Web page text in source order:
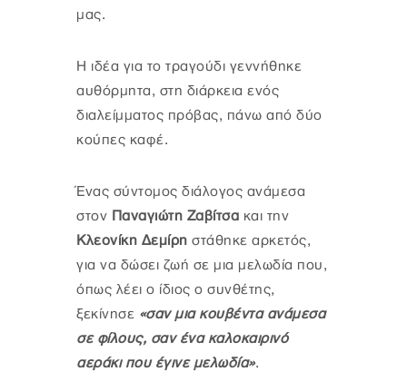
μας.
Η ιδέα για το τραγούδι γεννήθηκε
αυθόρμητα, στη διάρκεια ενός
διαλείμματος πρόβας, πάνω από δύο
κούπες καφέ.
Ένας σύντομος διάλογος ανάμεσα
στον Παναγιώτη Ζαβίτσα και την
Κλεονίκη Δεμίρη στάθηκε αρκετός,
για να δώσει ζωή σε μια μελωδία που,
όπως λέει ο ίδιος ο συνθέτης,
ξεκίνησε «σαν μια κουβέντα ανάμεσα
σε φίλους, σαν ένα καλοκαιρινό
αεράκι που έγινε μελωδία».